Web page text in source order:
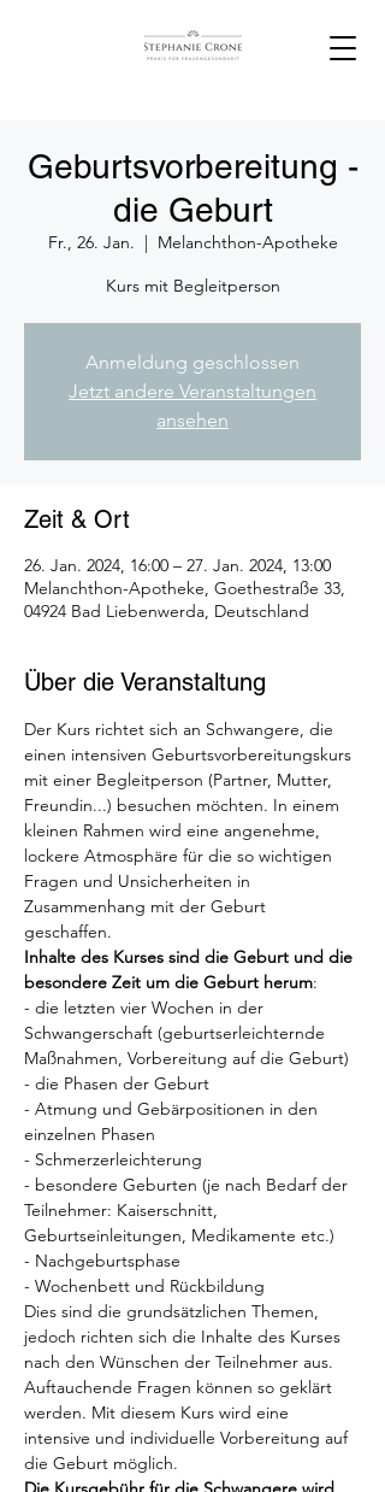
Geburtsvorbereitung -
die Geburt
Fr., 26. Jan.
  |
Melanchthon-Apotheke
Kurs mit Begleitperson
Anmeldung geschlossen
Jetzt andere Veranstaltungen
ansehen
Zeit & Ort
26. Jan. 2024, 16:00 – 27. Jan. 2024, 13:00
Melanchthon-Apotheke, Goethestraße 33,
04924 Bad Liebenwerda, Deutschland
Über die Veranstaltung
Der Kurs richtet sich an Schwangere, die
einen intensiven Geburtsvorbereitungskurs
mit einer Begleitperson (Partner, Mutter,
Freundin...) besuchen möchten. In einem
kleinen Rahmen wird eine angenehme,
lockere Atmosphäre für die so wichtigen
Fragen und Unsicherheiten in
Zusammenhang mit der Geburt
geschaffen.
Inhalte des Kurses sind die Geburt und die
besondere Zeit um die Geburt herum:
- die letzten vier Wochen in der
Schwangerschaft (geburtserleichternde
Maßnahmen, Vorbereitung auf die Geburt)
- die Phasen der Geburt
- Atmung und Gebärpositionen in den
einzelnen Phasen
- Schmerzerleichterung
- besondere Geburten (je nach Bedarf der
Teilnehmer: Kaiserschnitt,
Geburtseinleitungen, Medikamente etc.)
- Nachgeburtsphase
- Wochenbett und Rückbildung
Dies sind die grundsätzlichen Themen,
jedoch richten sich die Inhalte des Kurses
nach den Wünschen der Teilnehmer aus.
Auftauchende Fragen können so geklärt
werden. Mit diesem Kurs wird eine
intensive und individuelle Vorbereitung auf
die Geburt möglich.